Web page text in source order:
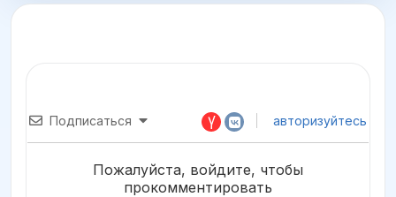
Подписаться авторизуйтесь
Пожалуйста, войдите, чтобы
прокомментировать